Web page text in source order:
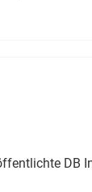
DB